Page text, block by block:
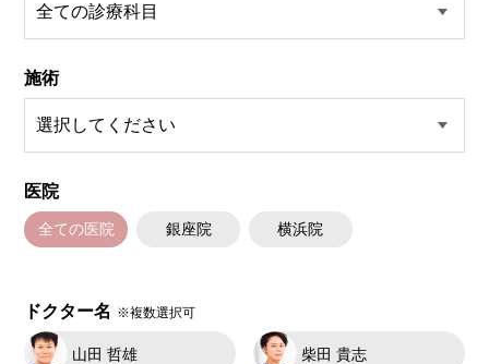
施術
医院
全ての医院 銀座院 横浜院
ドクター名 ※複数選択可
山田 哲雄 柴田 貴志